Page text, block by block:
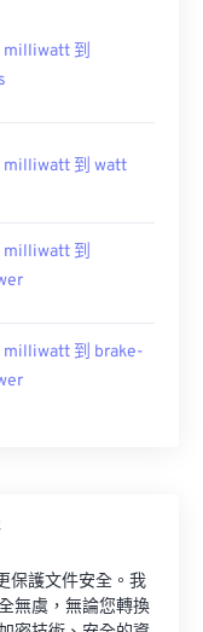
到
milliwatt 到 watt
到
milliwatt 到 brake-
保護文件安全。我
無虞，無論您轉換